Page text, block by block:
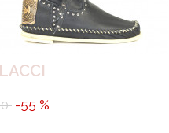
-55 %